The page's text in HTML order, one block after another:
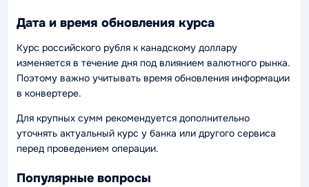
Дата и время обновления курса
Курс российского рубля к канадскому доллару
изменяется в течение дня под влиянием валютного рынка.
Поэтому важно учитывать время обновления информации
в конвертере.
Для крупных сумм рекомендуется дополнительно
уточнять актуальный курс у банка или другого сервиса
перед проведением операции.
Популярные вопросы